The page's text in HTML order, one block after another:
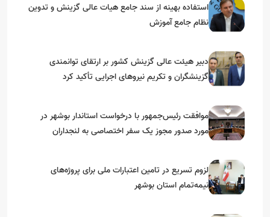
استفاده بهینه از سند جامع هیات عالی گزینش و‌ تدوین
نظام جامع آموزش
دبیر هیئت عالی گزینش کشور بر ارتقای توانمندی
گزینشگران و تکریم نیروهای اجرایی تأکید کرد
موافقت رئیس‌جمهور با درخواست استاندار بوشهر در
مورد صدور مجوز یک سفر اختصاصی به لنجداران
لزوم تسریع در تامین اعتبارات ملی برای پروژه‌های
نیمه‌تمام استان بوشهر